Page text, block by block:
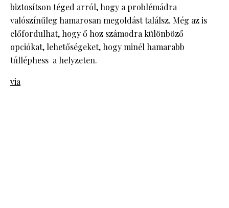
biztosítson téged arról, hogy a problémádra
valószínűleg hamarosan megoldást találsz. Még az is
előfordulhat, hogy ő hoz számodra különböző
opciókat, lehetőségeket, hogy minél hamarabb
túlléphess a helyzeten.
via